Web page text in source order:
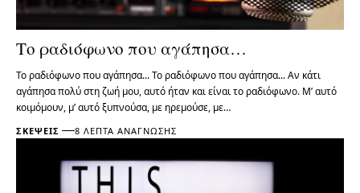
Το ραδιόφωνο που αγάπησα…
Το ραδιόφωνο που αγάπησα... Το ραδιόφωνο που αγάπησα... Αν κάτι
αγάπησα πολύ στη ζωή μου, αυτό ήταν και είναι το ραδιόφωνο. Μ’ αυτό
κοιμόμουν, μ’ αυτό ξυπνούσα, με ηρεμούσε, με…
ΣΚΈΨΕΙΣ 8 ΛΕΠΤΆ ΑΝΆΓΝΩΣΗΣ